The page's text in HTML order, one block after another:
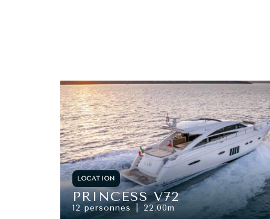
LOCATION
PRINCESS V72
12 personnes 22.00m